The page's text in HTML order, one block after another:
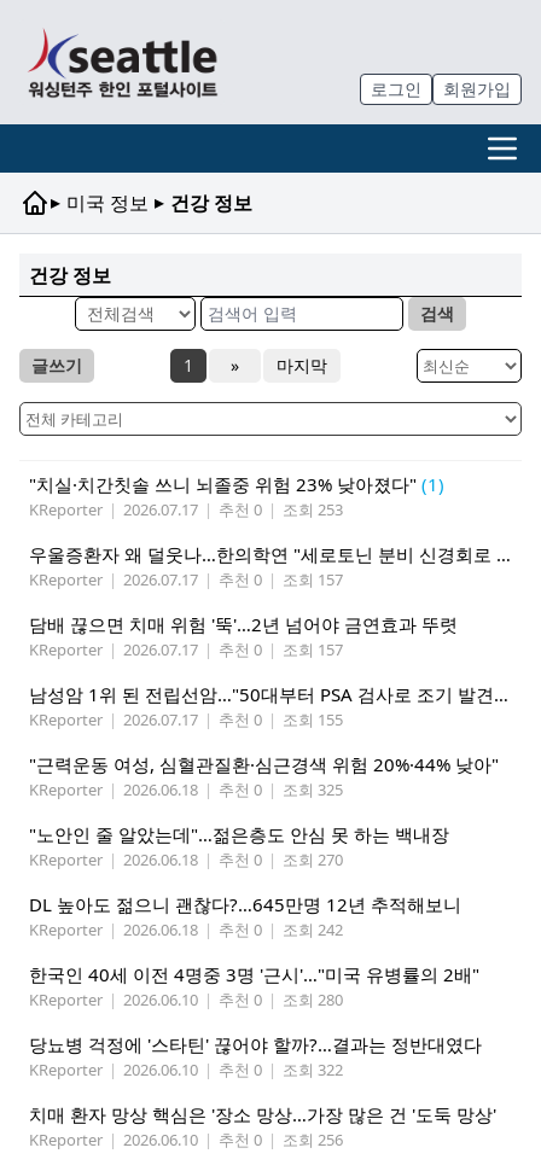
로그인 회원가입
▸ 미국 정보 ▸ 건강 정보
건강 정보
검색
글쓰기 1 » 마지막
"치실·치간칫솔 쓰니 뇌졸중 위험 23% 낮아졌다" (1)
KReporter | 2026.07.17 | 추천 0 | 조회 253
우울증환자 왜 덜웃나…한의학연 "세로토닌 분비 신경회로 관련"
KReporter | 2026.07.17 | 추천 0 | 조회 157
담배 끊으면 치매 위험 '뚝'…2년 넘어야 금연효과 뚜렷
KReporter | 2026.07.17 | 추천 0 | 조회 157
남성암 1위 된 전립선암…"50대부터 PSA 검사로 조기 발견해야"
KReporter | 2026.07.17 | 추천 0 | 조회 155
"근력운동 여성, 심혈관질환·심근경색 위험 20%·44% 낮아"
KReporter | 2026.06.18 | 추천 0 | 조회 325
"노안인 줄 알았는데"…젊은층도 안심 못 하는 백내장
KReporter | 2026.06.18 | 추천 0 | 조회 270
DL 높아도 젊으니 괜찮다?…645만명 12년 추적해보니
KReporter | 2026.06.18 | 추천 0 | 조회 242
한국인 40세 이전 4명중 3명 '근시'…"미국 유병률의 2배"
KReporter | 2026.06.10 | 추천 0 | 조회 280
당뇨병 걱정에 '스타틴' 끊어야 할까?…결과는 정반대였다
KReporter | 2026.06.10 | 추천 0 | 조회 322
치매 환자 망상 핵심은 '장소 망상…가장 많은 건 '도둑 망상'
KReporter | 2026.06.10 | 추천 0 | 조회 256